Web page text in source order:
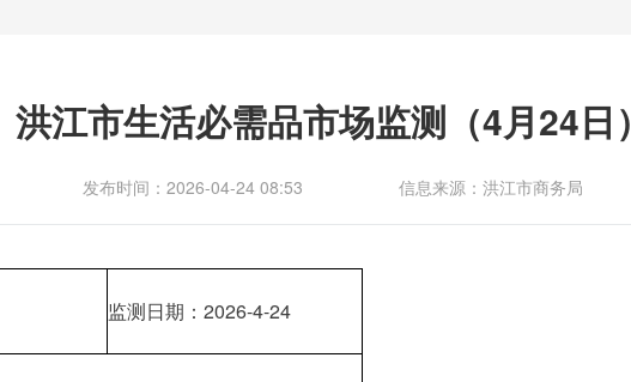
洪江市生活必需品市场监测（4月24日）
发布时间：2026-04-24 08:53 信息来源：洪江市商务局
监测日期：2026-4-24